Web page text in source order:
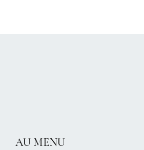
AU MENU